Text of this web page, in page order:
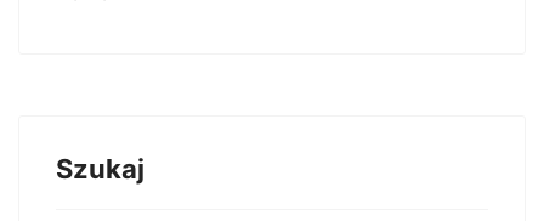
Szukaj